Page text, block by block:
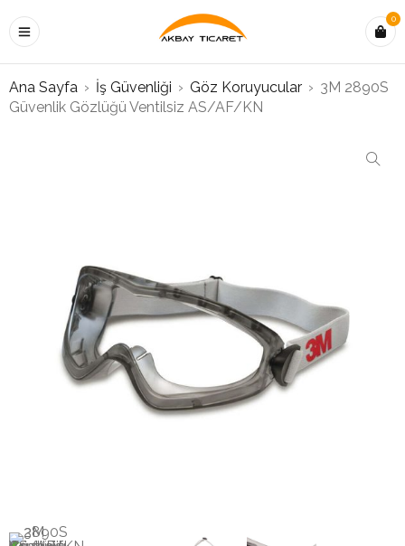
0
Ana Sayfa › İş Güvenliği › Göz Koruyucular › 3M 2890S
Güvenlik Gözlüğü Ventilsiz AS/AF/KN